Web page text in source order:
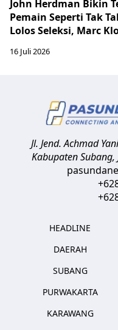
John Herdman Bikin
Pemain Seperti Tak
Lolos Seleksi, Marc
16 Juli 2026
Jl. Jend. Achmad
Kabupaten Subang,
HEADLINE
DAERAH
SUBANG
PURWAKARTA
KARAWANG